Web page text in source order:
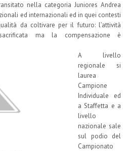
nella categoria Juniores Andrea
ed internazionali ed in quei contesti
da coltivare per il futuro: l’attività
ma la compensazione è
A livello
regionale si
laurea
Campione
Individuale ed
a Staffetta e a
livello
nazionale sale
sul podio del
Campionato